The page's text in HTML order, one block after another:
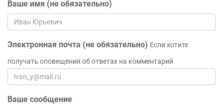
Ваше имя (не обязательно)
Электронная почта (не обязательно) Если хотите
получать оповещения об ответах на комментарий
Ваше сообщение